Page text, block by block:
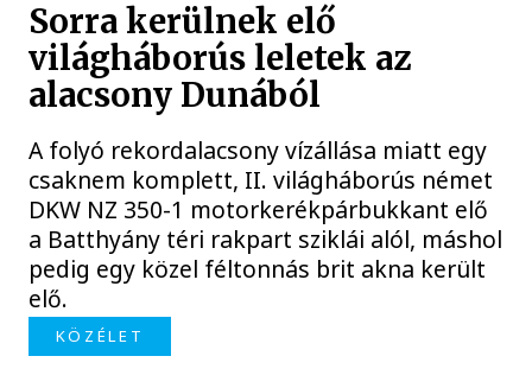
Sorra kerülnek elő
világháborús leletek az
alacsony Dunából
A folyó rekordalacsony vízállása miatt egy
csaknem komplett, II. világháborús német
DKW NZ 350-1 motorkerékpárbukkant elő
a Batthyány téri rakpart sziklái alól, máshol
pedig egy közel féltonnás brit akna került
elő.
KÖZÉLET